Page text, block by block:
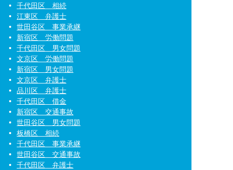
千代田区 相続
江東区 弁護士
世田谷区 事業承継
新宿区 労働問題
千代田区 男女問題
文京区 労働問題
新宿区 男女問題
文京区 弁護士
品川区 弁護士
千代田区 借金
新宿区 交通事故
世田谷区 男女問題
板橋区 相続
千代田区 事業承継
世田谷区 交通事故
千代田区 弁護士